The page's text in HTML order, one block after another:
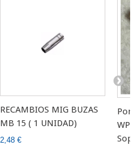
RECAMBIOS MIG BUZAS
MB 15 ( 1 UNIDAD)
2,48 €